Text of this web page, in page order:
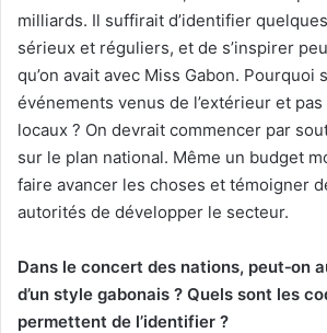
milliards. Il suffirait d’identifier
sérieux et réguliers, et de s’inspirer
qu’on avait avec Miss Gabon. Pourquoi
événements venus de l’extérieur et
locaux ? On devrait commencer par
sur le plan national. Même un budget
faire avancer les choses et témoigner
autorités de développer le secteur.
Dans le concert des nations, peut‑on
d’un style gabonais ? Quels sont les
permettent de l’identifier ?